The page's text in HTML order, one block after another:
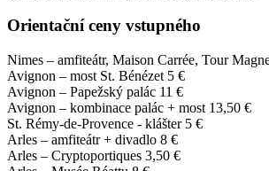
Orientační ceny vstupného
Nimes – amfiteátr, Maison Carrée, Tour
Avignon – most St. Bénézet 5 €
Avignon – Papežský palác 11 €
Avignon – kombinace palác + most 13,50 €
St. Rémy-de-Provence - klášter 5 €
Arles – amfiteátr + divadlo 8 €
Arles – Cryptoportiques 3,50 €